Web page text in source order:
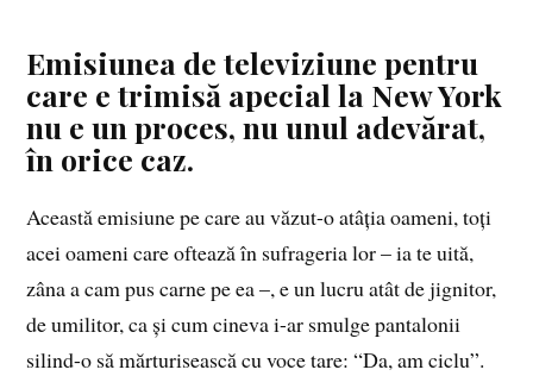
Emisiunea de televiziune pentru
care e trimisă apecial la New York
nu e un proces, nu unul adevărat,
în orice caz.
Această emisiune pe care au văzut-o atâția oameni, toți
acei oameni care oftează în sufrageria lor – ia te uită,
zâna a cam pus carne pe ea –, e un lucru atât de jignitor,
de umilitor, ca și cum cineva i-ar smulge pantalonii
silind-o să mărturisească cu voce tare: “Da, am ciclu”.